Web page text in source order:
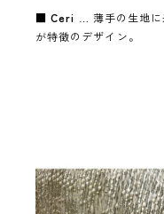
■Ceri … 薄手の生地
が特徴のデザイン。